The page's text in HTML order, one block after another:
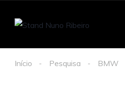
Início Pesquisa BMW